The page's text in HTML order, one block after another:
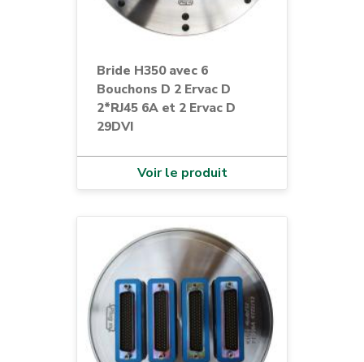
Bride H350 avec 6
Bouchons D 2 Ervac D
2*RJ45 6A et 2 Ervac D
29DVI
Voir le produit